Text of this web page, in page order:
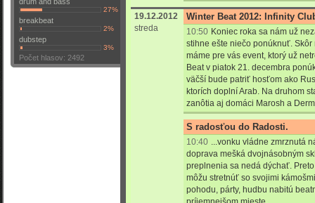
27%
breakbeat
2%
dubstep
3%
Počet hlasov: 2492
19.12.2012
streda
Winter Beat 2012: Infinity
10:50 Koniec roka sa nám už
stihne ešte niečo ponúknuť.
máme pre vás event, ktorý už
Beat v piatok 21. decembra
väčší bude patriť hosťom ako
ktorích doplní Arab. Na druhom
zanôtia aj domáci Marosh a
S radosťou do Radosti.
10:40 ...vonku vládne zmrznutá
doprava mešká dvojnásobným
preplnenia sa nedá dýchať.
môžu stretnúť so svojimi
pohodu, párty, hudbu nabitú